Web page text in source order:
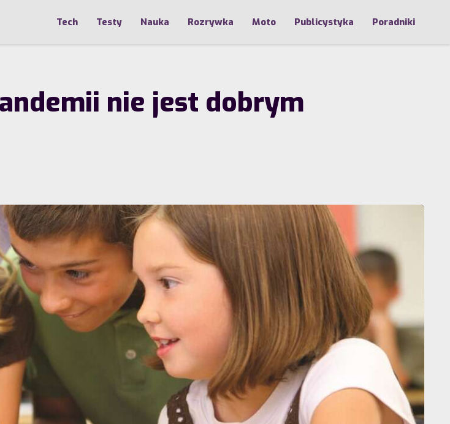
Tech Testy Nauka Rozrywka Moto Publicystyka Poradniki
nie jest dobrym